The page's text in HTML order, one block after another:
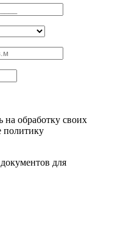
на обработку своих
политику
для